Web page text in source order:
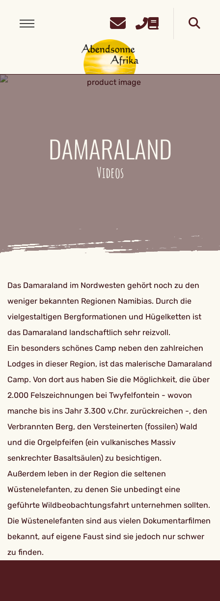
DAMARALAND
Videos
Das Damaraland im Nordwesten gehört noch zu den
weniger bekannten Regionen Namibias. Durch die
vielgestaltigen Bergformationen und Hügelketten ist
das Damaraland landschaftlich sehr reizvoll.
Ein besonders schönes Camp neben den zahlreichen
Lodges in dieser Region, ist das malerische Damaraland
Camp. Von dort aus haben Sie die Möglichkeit, die über
2.000 Felszeichnungen bei Twyfelfontein - wovon
manche bis ins Jahr 3.300 v.Chr. zurückreichen -, den
Verbrannten Berg, den Versteinerten (fossilen) Wald
und die Orgelpfeifen (ein vulkanisches Massiv
senkrechter Basaltsäulen) zu besichtigen.
Außerdem leben in der Region die seltenen
Wüstenelefanten, zu denen Sie unbedingt eine
geführte Wildbeobachtungsfahrt unternehmen sollten.
Die Wüstenelefanten sind aus vielen Dokumentarfilmen
bekannt, auf eigene Faust sind sie jedoch nur schwer
zu finden.